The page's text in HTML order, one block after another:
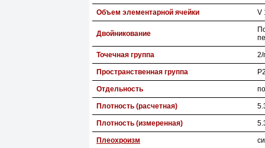
Объем элементарной ячейки V
Двойникование
Точечная группа 2/
Пространственная группа
Отдельность
Плотность (расчетная)
Плотность (измеренная)
Плеохроизм